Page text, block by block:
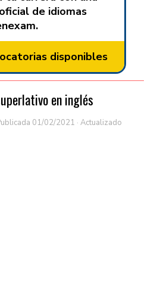
de idiomas
disponibles
en inglés
01/02/2021 · Actualizado